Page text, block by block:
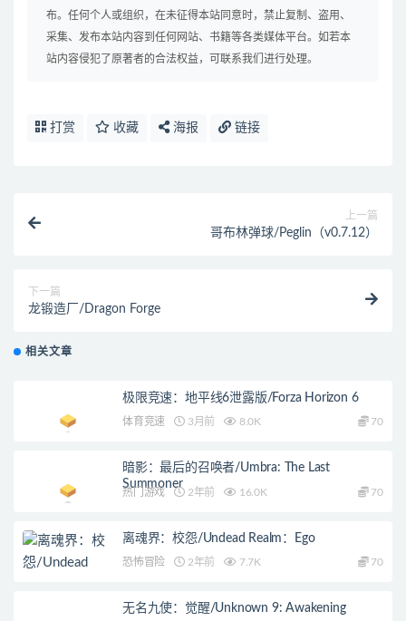
布。任何个人或组织，在未征得本站同意时，禁止复制、盗用、
采集、发布本站内容到任何网站、书籍等各类媒体平台。如若本
站内容侵犯了原著者的合法权益，可联系我们进行处理。
打赏 收藏 海报 链接
上一篇
哥布林弹球/Peglin（v0.7.12）
下一篇
龙锻造厂/Dragon Forge
相关文章
极限竞速：地平线6泄露版/Forza Horizon 6
体育竞速 3月前 8.0K 70
暗影：最后的召唤者/Umbra: The Last
Summoner
热门游戏 2年前 16.0K 70
离魂界：校怨/Undead Realm：Ego
恐怖冒险 2年前 7.7K 70
无名九使：觉醒/Unknown 9: Awakening